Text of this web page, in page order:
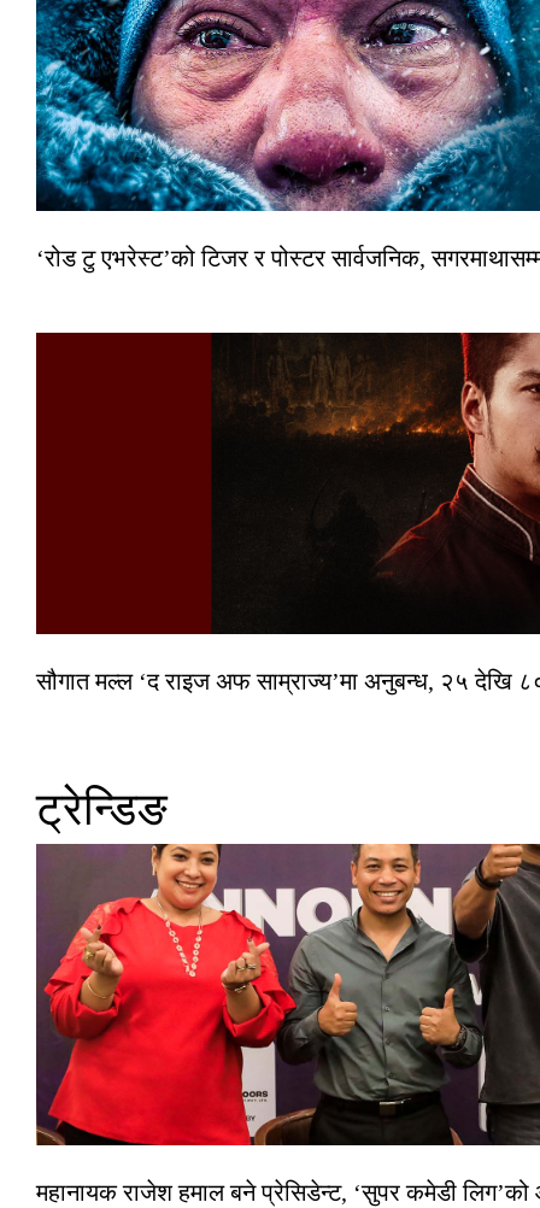
‘रोड टु एभरेस्ट’को टिजर र पोस्टर सार्वजनिक,
सौगात मल्ल ‘द राइज अफ साम्राज्य’मा अनुबन्ध, २५ देखि
ट्रेन्डिङ
महानायक राजेश हमाल बने प्रेसिडेन्ट, ‘सुपर कमेडी लिग’को